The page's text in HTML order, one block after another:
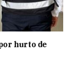
hurto de